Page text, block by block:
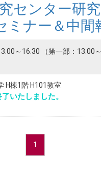
センター研
ミナー＆中
～16:30 （第一部：13:00
H棟1階 H101教室
いたしました。
1